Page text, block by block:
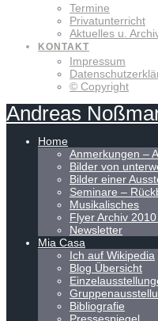
Termine
Privatunterricht
Aktuelles u.
KONTAKT
Impressum
© Copyright
Andreas
Home
Anmerkungen –
Bilder von
Bilder einer
Seminare –
Musikalisches
Flyer Archiv
Newsletter
Mia Casa
Ich auf Wikipedia
Blog Übersicht
Bibliografie